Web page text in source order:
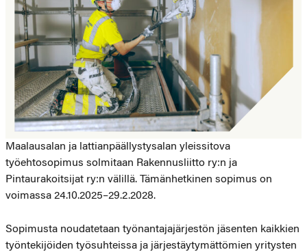
Maalausalan ja lattianpäällystysalan yleissitova
työehtosopimus solmitaan Rakennusliitto ry:n ja
Pintaurakoitsijat ry:n välillä. Tämänhetkinen sopimus on
voimassa 24.10.2025–29.2.2028.
Sopimusta noudatetaan työnantajajärjestön jäsenten kaikkien
työntekijöiden työsuhteissa ja järjestäytymättömien yritysten